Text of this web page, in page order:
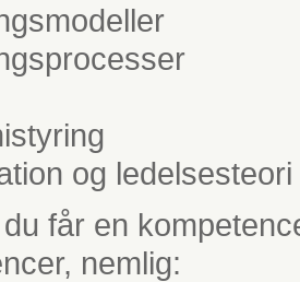
og ledelsesteori
får en
nemlig: